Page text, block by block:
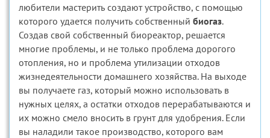
любители мастерить создают устройство, с помощью
которого удается получить собственный биогаз.
Создав свой собственный биореактор, решается
многие проблемы, и не только проблема дорогого
отопления, но и проблема утилизации отходов
жизнедеятельности домашнего хозяйства. На выходе
вы получаете газ, который можно использовать в
нужных целях, а остатки отходов перерабатываются и
их можно смело вносить в грунт для удобрения. Если
вы наладили такое производство, которого вам